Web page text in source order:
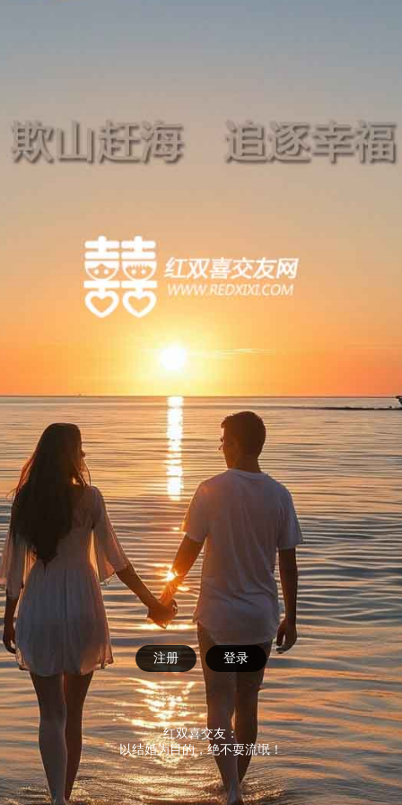
注册 登录
红双喜交友：
以结婚为目的，绝不耍流氓！